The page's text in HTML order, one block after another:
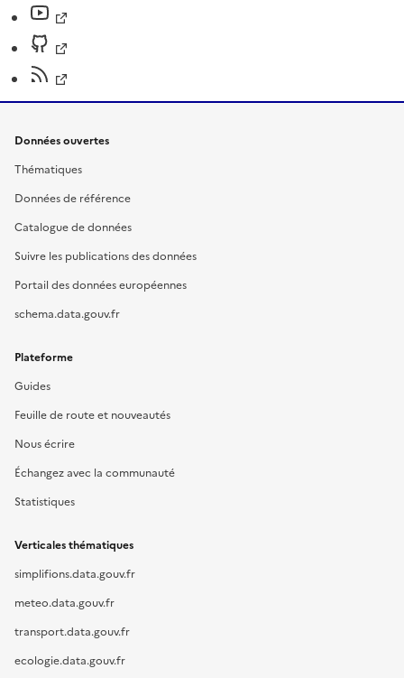
Données ouvertes
Thématiques
Données de référence
Catalogue de données
Suivre les publications des données
Portail des données européennes
schema.data.gouv.fr
Plateforme
Guides
Feuille de route et nouveautés
Nous écrire
Échangez avec la communauté
Statistiques
Verticales thématiques
simplifions.data.gouv.fr
meteo.data.gouv.fr
transport.data.gouv.fr
ecologie.data.gouv.fr